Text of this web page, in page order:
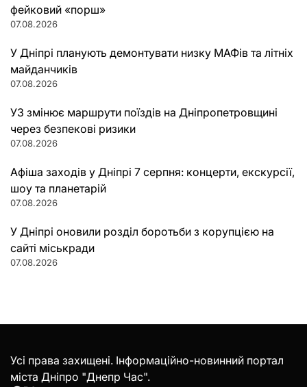
фейковий «порш»
07.08.2026
У Дніпрі планують демонтувати низку МАФів та літніх
майданчиків
07.08.2026
УЗ змінює маршрути поїздів на Дніпропетровщині
через безпекові ризики
07.08.2026
Афіша заходів у Дніпрі 7 серпня: концерти, екскурсії,
шоу та планетарій
07.08.2026
У Дніпрі оновили розділ боротьби з корупцією на
сайті міськради
07.08.2026
Усі права захищені. Інформаційно-новинний портал
міста Дніпро "Днепр Час".